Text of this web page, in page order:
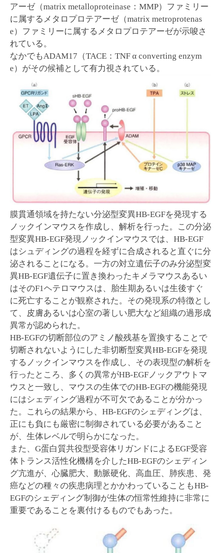
アーゼ（matrix metalloproteinase：MMP）ファミリー
に属するメタロプロテアーゼ（matrix metroprotenas
e）ファミリーに属するメタロプロテアーゼが示唆さ
れている。
なかでもADAM17（TACE：TNF α converting enzym
e）がその候補として有力視されている。
膜貫通領域を持たない分泌型変異HB-EGFを発現する
ノックインマウスを作成し、解析を行った。この分泌
型変異HB-EGF発現ノックインマウスでは、HB-EGF
はシュディングの過程を経ずに合成されると直ぐに分
泌されることになる。一方の対立遺伝子のみ分泌型変
異HB-EGF遺伝子に置き換わったキメラマウスあるい
はそのF1ヘテロマウスは、胎生期あるいは生後すぐ
に死亡することが観察された。その発現系の特徴とし
て、皮膚あるいは心室の著しい肥大など組織の過形成
異常が認められた。
HB-EGFの切断部位のアミノ酸残基を置換することで
切断されないようにした非切断型変異HB-EGFを発現
するノックインマウスを作成し、その表現型の解析を
行ったところ、多くの異常がHB-EGFノックアウトマ
ウスと一致し、マウスの生体でのHB-EGFの機能発現
にはシェディング過程が不可欠であることが分かっ
た。これらの結果から、HB-EGFのシェディングは、
正にも負にも厳密に制御されている必要があること
が、生体レベルで明らかになった。
また、G蛋白質共役型受容体リガンドによるEGF受容
体トランス活性化機構を介したHB-EGFのシェディン
グ亢進が、心臓肥大、動脈硬化、高血圧、肺疾患、発
癌などの種々の疾患病理とかかわっていることもHB-
EGFのシェディング制御が生体の恒常性維持に非常に
重要であることを裏付けるものでもあった。